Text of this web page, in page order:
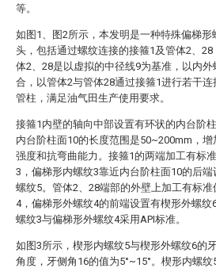
等。
如图1、图2所示，本发明是一种特殊偏梯形
头，包括通过螺纹连接的接箍1及管体2、28
体2、28是以虚拟的中径线9为基准，以内外
合，以管体2与管体28通过接箍1进行若干连
管柱，满足油气田生产使用要求。
接箍1内壁的轴向中部设置有环状的内台阶
内台阶柱面10的长度范围是50~200mm，
强度和抗弯曲能力。接箍1的两端加工有标
3，偏梯形内螺纹3靠近内台阶柱面10的后端
螺纹5。管体2、28端部的外壁上加工有标
4，偏梯形外螺纹4的前端设置有楔形外螺纹
螺纹3与偏梯形外螺纹4采用API标准。
如图3所示，楔形内螺纹5与楔形外螺纹6的
角度，牙侧角16的值为5°~15°。楔形内螺纹